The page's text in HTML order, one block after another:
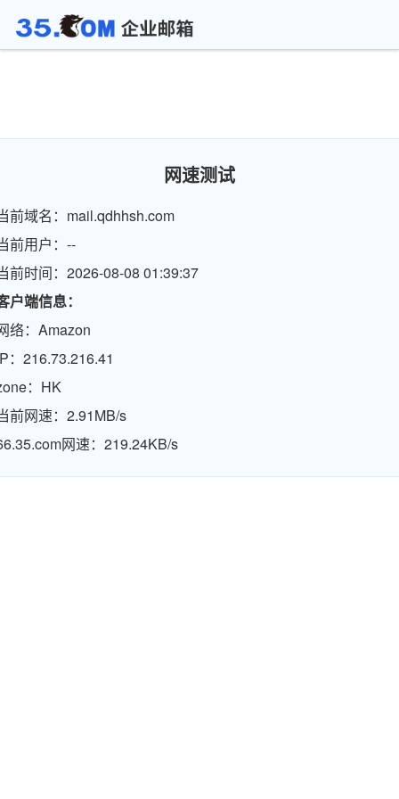
网速测试
前域名：mail.qdhhsh.com
前用户：--
前时间：2026-08-08 01:39:37
户端信息：
络：Amazon
：216.73.216.41
：HK
前网速：2.91MB/s
网速：219.24KB/s